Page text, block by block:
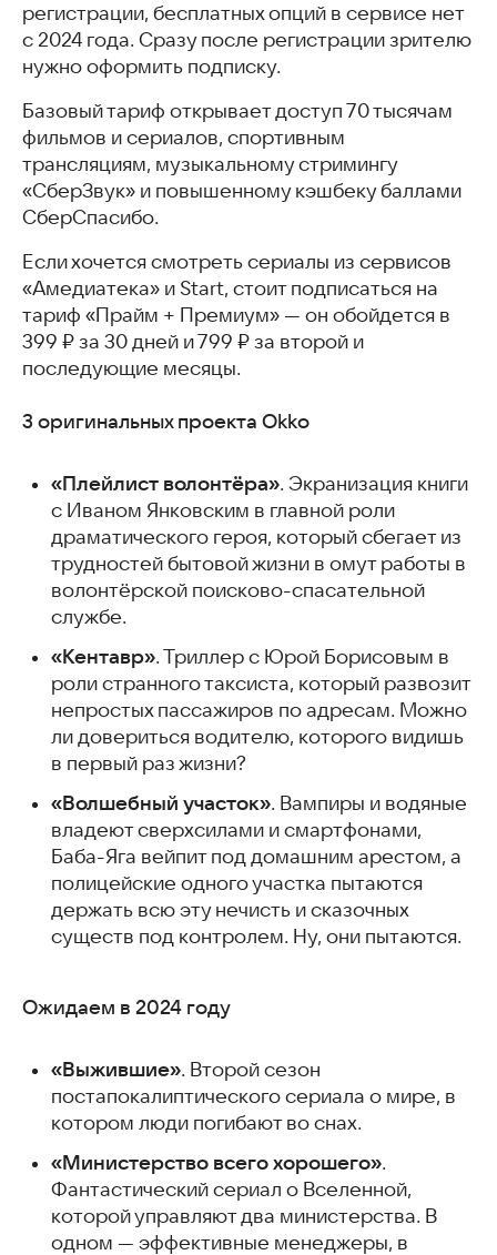
регистрации, бесплатных опций в сервисе нет
с 2024 года. Сразу после регистрации зрителю
нужно оформить подписку.
Базовый тариф открывает доступ 70 тысячам
фильмов и сериалов, спортивным
трансляциям, музыкальному стримингу
«СберЗвук» и повышенному кэшбеку баллами
СберСпасибо.
Если хочется смотреть сериалы из сервисов
«Амедиатека» и Start, стоит подписаться на
тариф «Прайм + Премиум» — он обойдется в
399 ₽ за 30 дней и 799 ₽ за второй и
последующие месяцы.
3 оригинальных проекта Okko
«Плейлист волонтёра». Экранизация книги
с Иваном Янковским в главной роли
драматического героя, который сбегает из
трудностей бытовой жизни в омут работы в
волонтёрской поисково-спасательной
службе.
«Кентавр». Триллер с Юрой Борисовым в
роли странного таксиста, который развозит
непростых пассажиров по адресам. Можно
ли довериться водителю, которого видишь
в первый раз жизни?
«Волшебный участок». Вампиры и водяные
владеют сверхсилами и смартфонами,
Баба-Яга вейпит под домашним арестом, а
полицейские одного участка пытаются
держать всю эту нечисть и сказочных
существ под контролем. Ну, они пытаются.
Ожидаем в 2024 году
«Выжившие». Второй сезон
постапокалиптического сериала о мире, в
котором люди погибают во снах.
«Министерство всего хорошего».
Фантастический сериал о Вселенной,
которой управляют два министерства. В
одном — эффективные менеджеры, в